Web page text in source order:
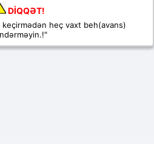
DİQQƏT!
keçirmədən heç vaxt beh(avans)